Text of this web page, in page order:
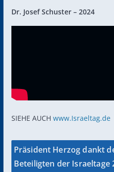
Dr. Josef Schuster – 2024
SIEHE AUCH www.Israeltag.de
Präsident Herzog dankt
Beteiligten der Israeltage